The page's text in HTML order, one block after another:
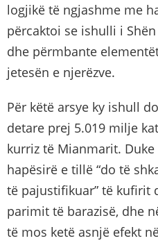
logjikë të ngjashme me
përcaktoi se ishulli i
dhe përmbante
jetesën e njerëzve.
Për këtë arsye ky ishull
detare prej 5.019 milje
kurriz të Mianmarit.
hapësirë e tillë “do të
të pajustifikuar” të kufirit
parimit të barazisë, dhe
të mos ketë asnjë efekt